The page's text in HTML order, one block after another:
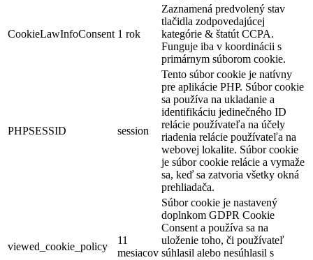
CookieLawInfoConsent 1 rok
Zaznamená predvolený stav
tlačidla zodpovedajúcej
kategórie & štatút CCPA.
Funguje iba v koordinácii s
primárnym súborom cookie.
PHPSESSID session
Tento súbor cookie je natívny
pre aplikácie PHP. Súbor cookie
sa používa na ukladanie a
identifikáciu jedinečného ID
relácie používateľa na účely
riadenia relácie používateľa na
webovej lokalite. Súbor cookie
je súbor cookie relácie a vymaže
sa, keď sa zatvoria všetky okná
prehliadača.
viewed_cookie_policy
11
mesiacov
Súbor cookie je nastavený
doplnkom GDPR Cookie
Consent a používa sa na
uloženie toho, či používateľ
súhlasil alebo nesúhlasil s